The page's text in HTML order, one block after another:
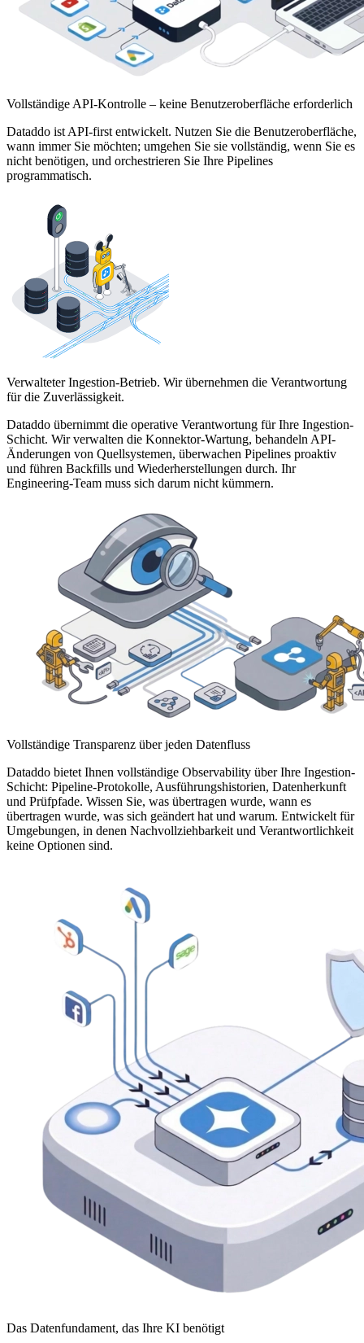
Vollständige API-Kontrolle – keine Benutzeroberfläche erforderlich
Dataddo ist API-first entwickelt. Nutzen Sie die Benutzeroberfläche,
wann immer Sie möchten; umgehen Sie sie vollständig, wenn Sie es
nicht benötigen, und orchestrieren Sie Ihre Pipelines
programmatisch.
Verwalteter Ingestion-Betrieb. Wir übernehmen die Verantwortung
für die Zuverlässigkeit.
Dataddo übernimmt die operative Verantwortung für Ihre Ingestion-
Schicht. Wir verwalten die Konnektor-Wartung, behandeln API-
Änderungen von Quellsystemen, überwachen Pipelines proaktiv
und führen Backfills und Wiederherstellungen durch. Ihr
Engineering-Team muss sich darum nicht kümmern.
Vollständige Transparenz über jeden Datenfluss
Dataddo bietet Ihnen vollständige Observability über Ihre Ingestion-
Schicht: Pipeline-Protokolle, Ausführungshistorien, Datenherkunft
und Prüfpfade. Wissen Sie, was übertragen wurde, wann es
übertragen wurde, was sich geändert hat und warum. Entwickelt für
Umgebungen, in denen Nachvollziehbarkeit und Verantwortlichkeit
keine Optionen sind.
Das Datenfundament, das Ihre KI benötigt